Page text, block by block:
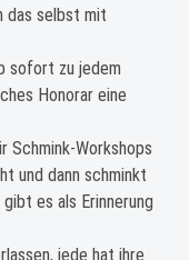
das selbst mit
sofort zu jedem
Honorar eine
Schmink-Workshops
und dann schminkt
es als Erinnerung
jede hat ihre